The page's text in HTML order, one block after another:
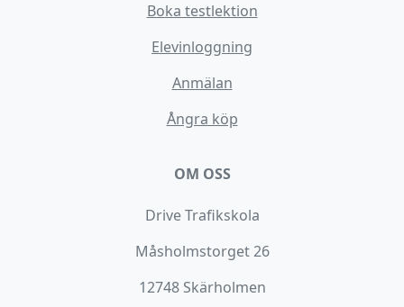
Boka testlektion
Elevinloggning
Anmälan
Ångra köp
OM OSS
Drive Trafikskola
Måsholmstorget 26
12748 Skärholmen